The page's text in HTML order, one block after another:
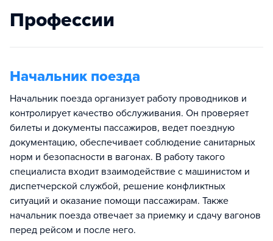
Профессии
Начальник поезда
Начальник поезда организует работу проводников и
контролирует качество обслуживания. Он проверяет
билеты и документы пассажиров, ведет поездную
документацию, обеспечивает соблюдение санитарных
норм и безопасности в вагонах. В работу такого
специалиста входит взаимодействие с машинистом и
диспетчерской службой, решение конфликтных
ситуаций и оказание помощи пассажирам. Также
начальник поезда отвечает за приемку и сдачу вагонов
перед рейсом и после него.